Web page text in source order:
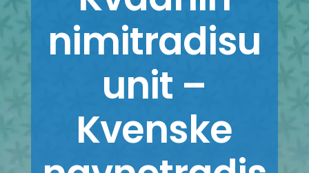
nimitradisu
unit –
Kvenske